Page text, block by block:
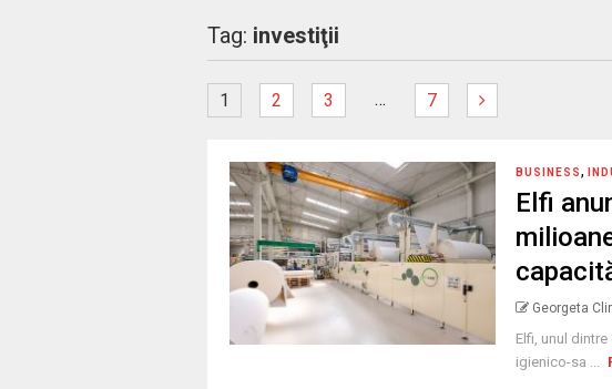
Tag: investiţii
1 2 3 … 7
BUSINESS,
Elfi
Georgeta
Elfi, unul
igienico-sa ...